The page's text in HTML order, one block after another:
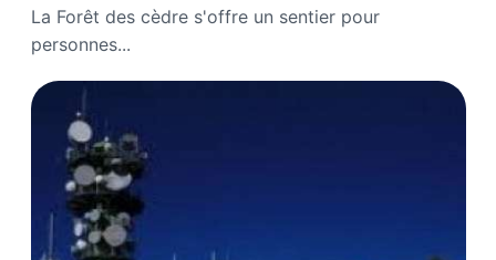
La Forêt des cèdre s'offre un sentier pour
personnes...